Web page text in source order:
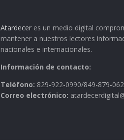
Atardecer es un medio digital
mantener a nuestros lectores
nacionales e internacionales.
Información de contacto:
Teléfono: 829-922-0990/849-879-
Correo electrónico: